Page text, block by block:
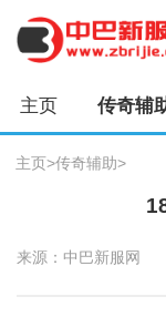
主页 传奇辅
主页>传奇辅助>
来源：中巴新服网